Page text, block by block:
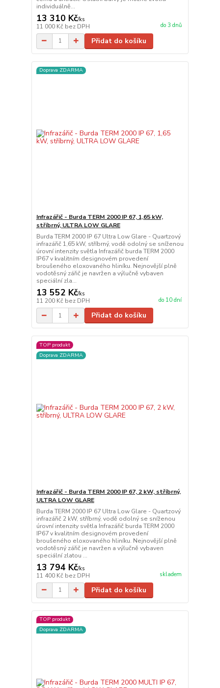
individuálně...
13 310 Kč/ks
11 000 Kč bez DPH do 3 dnů
Přidat do košíku
Doprava ZDARMA
Infrazářič - Burda TERM 2000 IP 67, 1,65 kW,
stříbrný, ULTRA LOW GLARE
Burda TERM 2000 IP 67 Ultra Low Glare - Quartzový
infrazářič 1,65 kW, stříbrný, vodě odolný se sníženou
úrovní intenzity světla Infrazářič burda TERM 2000
IP67 v kvalitním designovém provedení
broušeného eloxovaného hliníku. Nejnovější plně
vodotěsný zářič je navržen a výlučně vybaven
speciální zla...
13 552 Kč/ks
11 200 Kč bez DPH do 10 dní
Přidat do košíku
TOP produkt
Doprava ZDARMA
Infrazářič - Burda TERM 2000 IP 67, 2 kW, stříbrný,
ULTRA LOW GLARE
Burda TERM 2000 IP 67 Ultra Low Glare - Quartzový
infrazářič 2 kW, stříbrný, vodě odolný se sníženou
úrovní intenzity světla Infrazářič burda TERM 2000
IP67 v kvalitním designovém provedení
broušeného eloxovaného hliníku. Nejnovější plně
vodotěsný zářič je navržen a výlučně vybaven
speciální zlatou ...
13 794 Kč/ks
11 400 Kč bez DPH skladem
Přidat do košíku
TOP produkt
Doprava ZDARMA